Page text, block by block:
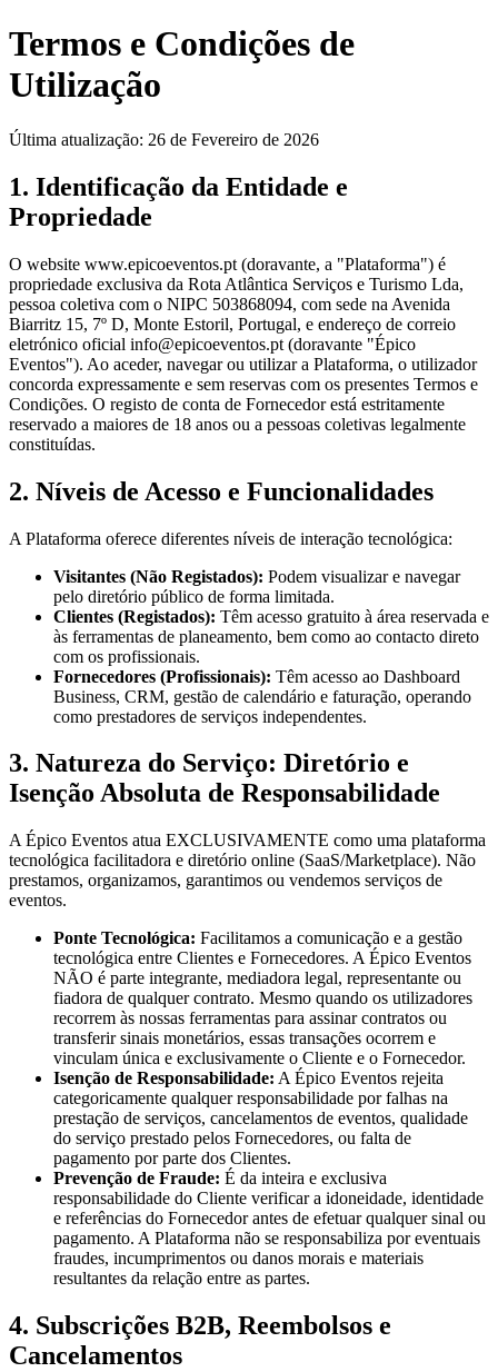
Termos e Condições de
Utilização
Última atualização: 26 de Fevereiro de 2026
1. Identificação da Entidade e
Propriedade
O website www.epicoeventos.pt (doravante, a "Plataforma") é
propriedade exclusiva da Rota Atlântica Serviços e Turismo Lda,
pessoa coletiva com o NIPC 503868094, com sede na Avenida
Biarritz 15, 7º D, Monte Estoril, Portugal, e endereço de correio
eletrónico oficial info@epicoeventos.pt (doravante "Épico
Eventos"). Ao aceder, navegar ou utilizar a Plataforma, o utilizador
concorda expressamente e sem reservas com os presentes Termos e
Condições. O registo de conta de Fornecedor está estritamente
reservado a maiores de 18 anos ou a pessoas coletivas legalmente
constituídas.
2. Níveis de Acesso e Funcionalidades
A Plataforma oferece diferentes níveis de interação tecnológica:
Visitantes (Não Registados): Podem visualizar e navegar
pelo diretório público de forma limitada.
Clientes (Registados): Têm acesso gratuito à área reservada e
às ferramentas de planeamento, bem como ao contacto direto
com os profissionais.
Fornecedores (Profissionais): Têm acesso ao Dashboard
Business, CRM, gestão de calendário e faturação, operando
como prestadores de serviços independentes.
3. Natureza do Serviço: Diretório e
Isenção Absoluta de Responsabilidade
A Épico Eventos atua EXCLUSIVAMENTE como uma plataforma
tecnológica facilitadora e diretório online (SaaS/Marketplace). Não
prestamos, organizamos, garantimos ou vendemos serviços de
eventos.
Ponte Tecnológica: Facilitamos a comunicação e a gestão
tecnológica entre Clientes e Fornecedores. A Épico Eventos
NÃO é parte integrante, mediadora legal, representante ou
fiadora de qualquer contrato. Mesmo quando os utilizadores
recorrem às nossas ferramentas para assinar contratos ou
transferir sinais monetários, essas transações ocorrem e
vinculam única e exclusivamente o Cliente e o Fornecedor.
Isenção de Responsabilidade: A Épico Eventos rejeita
categoricamente qualquer responsabilidade por falhas na
prestação de serviços, cancelamentos de eventos, qualidade
do serviço prestado pelos Fornecedores, ou falta de
pagamento por parte dos Clientes.
Prevenção de Fraude: É da inteira e exclusiva
responsabilidade do Cliente verificar a idoneidade, identidade
e referências do Fornecedor antes de efetuar qualquer sinal ou
pagamento. A Plataforma não se responsabiliza por eventuais
fraudes, incumprimentos ou danos morais e materiais
resultantes da relação entre as partes.
4. Subscrições B2B, Reembolsos e
Cancelamentos